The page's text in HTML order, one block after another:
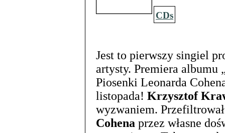
CDs
Jest to pierwszy singiel
artysty. Premiera albumu
Piosenki Leonarda
listopada! Krzysztof
wyzwaniem.
Cohena przez własne